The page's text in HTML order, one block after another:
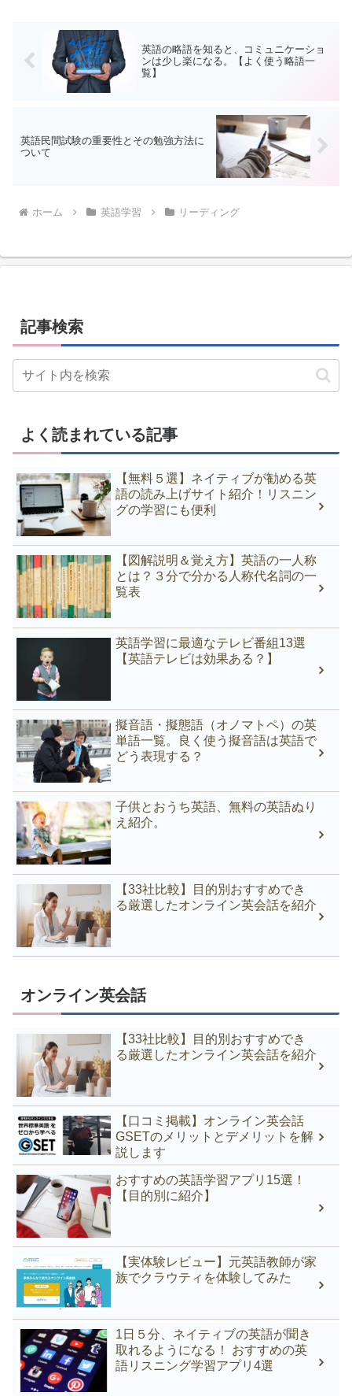
英語の略語を知ると、コミュニケーショ
ンは少し楽になる。【よく使う略語一
覧】
英語民間試験の重要性とその勉強方法に
ついて
ホーム 英語学習 リーディング
記事検索
よく読まれている記事
【無料５選】ネイティブが勧める英
語の読み上げサイト紹介！リスニン
グの学習にも便利
【図解説明＆覚え方】英語の一人称
とは？３分で分かる人称代名詞の一
覧表
英語学習に最適なテレビ番組13選
【英語テレビは効果ある？】
擬音語・擬態語（オノマトペ）の英
単語一覧。良く使う擬音語は英語で
どう表現する？
子供とおうち英語、無料の英語ぬり
え紹介。
【33社比較】目的別おすすめでき
る厳選したオンライン英会話を紹介
オンライン英会話
【33社比較】目的別おすすめでき
る厳選したオンライン英会話を紹介
【口コミ掲載】オンライン英会話
GSETのメリットとデメリットを解
説します
おすすめの英語学習アプリ15選！
【目的別に紹介】
【実体験レビュー】元英語教師が家
族でクラウティを体験してみた
1日５分、ネイティブの英語が聞き
取れるようになる！ おすすめの英
語リスニング学習アプリ4選